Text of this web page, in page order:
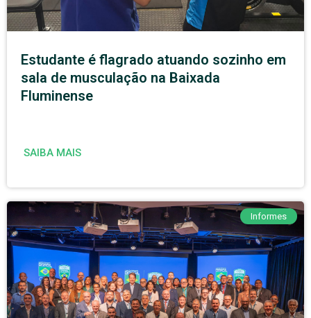
Estudante é flagrado atuando sozinho em
sala de musculação na Baixada
Fluminense
SAIBA MAIS
Informes